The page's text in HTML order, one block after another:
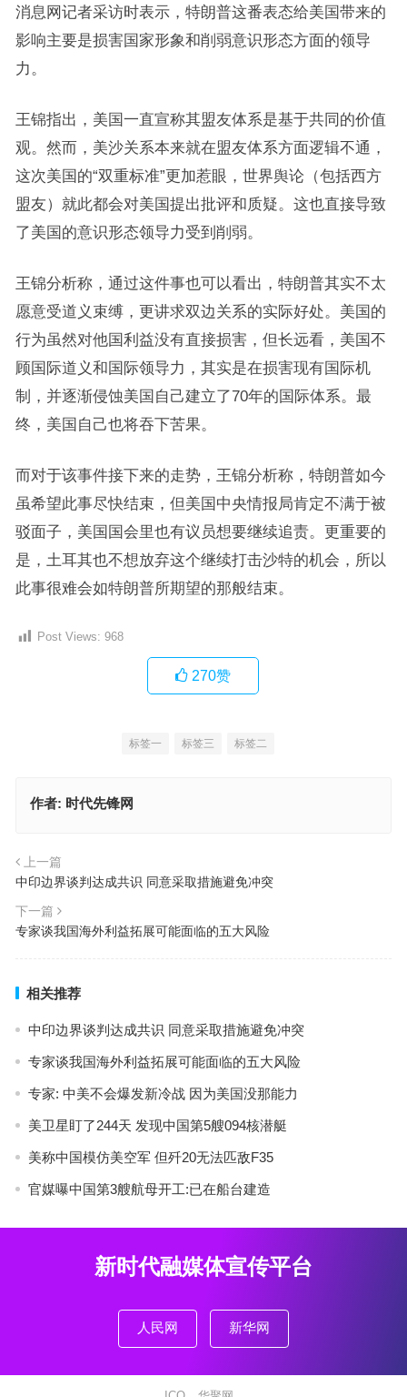
消息网记者采访时表示，特朗普这番表态给美国带来的
影响主要是损害国家形象和削弱意识形态方面的领导
力。
王锦指出，美国一直宣称其盟友体系是基于共同的价值
观。然而，美沙关系本来就在盟友体系方面逻辑不通，
这次美国的“双重标准”更加惹眼，世界舆论（包括西方
盟友）就此都会对美国提出批评和质疑。这也直接导致
了美国的意识形态领导力受到削弱。
王锦分析称，通过这件事也可以看出，特朗普其实不太
愿意受道义束缚，更讲求双边关系的实际好处。美国的
行为虽然对他国利益没有直接损害，但长远看，美国不
顾国际道义和国际领导力，其实是在损害现有国际机
制，并逐渐侵蚀美国自己建立了70年的国际体系。最
终，美国自己也将吞下苦果。
而对于该事件接下来的走势，王锦分析称，特朗普如今
虽希望此事尽快结束，但美国中央情报局肯定不满于被
驳面子，美国国会里也有议员想要继续追责。更重要的
是，土耳其也不想放弃这个继续打击沙特的机会，所以
此事很难会如特朗普所期望的那般结束。
Post Views: 968
270赞
标签一 标签三 标签二
作者: 时代先锋网
上一篇
中印边界谈判达成共识 同意采取措施避免冲突
下一篇
专家谈我国海外利益拓展可能面临的五大风险
相关推荐
中印边界谈判达成共识 同意采取措施避免冲突
专家谈我国海外利益拓展可能面临的五大风险
专家: 中美不会爆发新冷战 因为美国没那能力
美卫星盯了244天 发现中国第5艘094核潜艇
美称中国模仿美空军 但歼20无法匹敌F35
官媒曝中国第3艘航母开工:已在船台建造
新时代融媒体宣传平台
人民网 新华网